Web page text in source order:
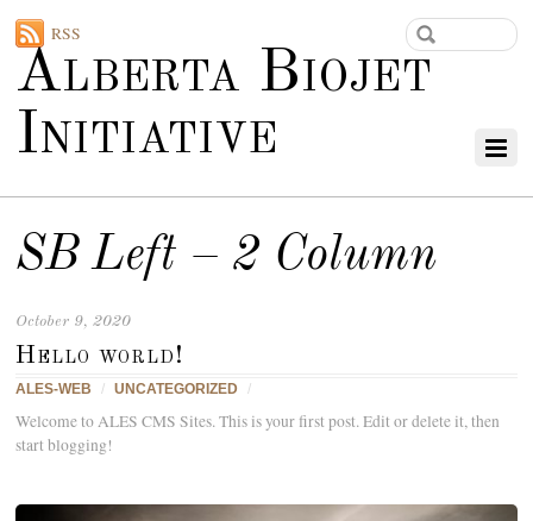
Alberta Biojet
Initiative
RSS
SB Left – 2 Column
October 9, 2020
Hello world!
ALES-WEB / UNCATEGORIZED /
Welcome to ALES CMS Sites. This is your first post. Edit or delete it, then
start blogging!